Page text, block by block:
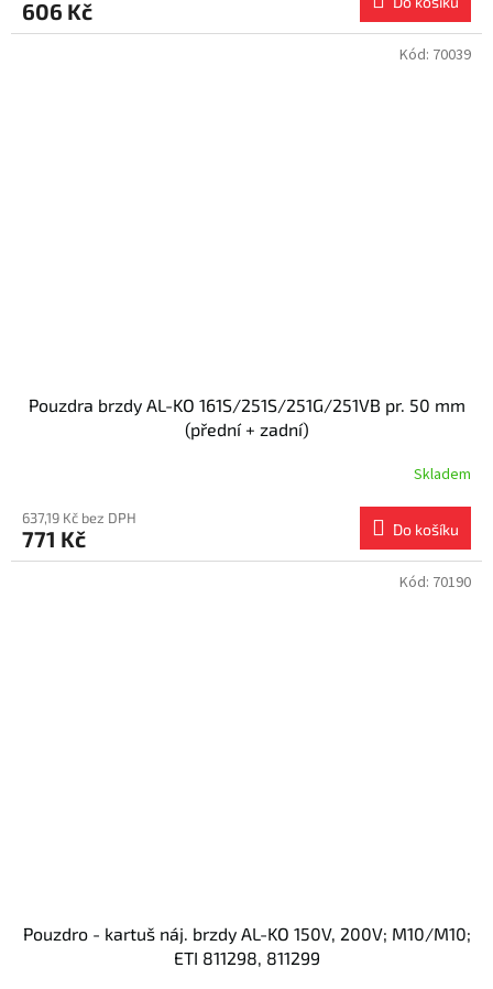
606 Kč
Pouzdra brzdy AL-KO 161S/251S/251G/251VB pr. 50 mm
(přední + zadní)
Skladem
637,19 Kč bez DPH
771 Kč Do košíku
Kód: 70039
Pouzdro - kartuš náj. brzdy AL-KO 150V, 200V; M10/M10;
ETI 811298, 811299
Kód: 70190